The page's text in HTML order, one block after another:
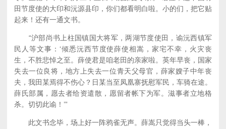
田节度使的大印和沅源县印，你们都看明白啦。小的们，把它贴
起来！还有一通文书。
“沪部尚书上柱国镇国大将军，两湖节度使田，谕沅西镇军
民人等文事：‘倾悉沅西节度使薛使相嵩，家宅不幸，火灾丧
生，不胜悲悼之至。薛使君是咱老田的亲家啦。英年早丧，国家
失去一位良将，地方上失去一位青天父母官，薛家嫂子中年丧
夫，我田某焉得不伤心？日某当至凤凰寨抚慰军民，车骑在途。
薛氏部属，愿去者给资遣散，愿留者帐下为军。滋事者立地格
杀。切切此谕！’”
此文书念毕，场上好一阵鸦雀无声。薛嵩只觉得当头一棒，